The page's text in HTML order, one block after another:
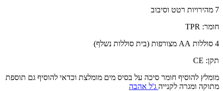
7 מהירויות רטט וסיבוב
חומר: TPR
4 סוללות AA מצורפות (בית סוללות נשלף)
תקן: CE
מומלץ להוסיף חומר סיכה על בסיס מים מומלצת וכדאי להוסיף גם תוספת
מתוקה ומגרה לקנייה ג'ל אהבה